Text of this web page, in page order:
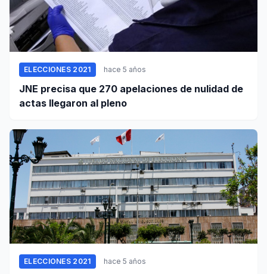
ELECCIONES 2021 hace 5 años
JNE precisa que 270 apelaciones de nulidad de
actas llegaron al pleno
ELECCIONES 2021 hace 5 años